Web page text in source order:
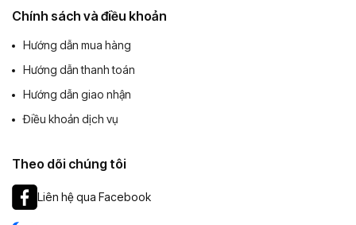
Chính sách và điều khoản
Hướng dẫn mua hàng
Hướng dẫn thanh toán
Hướng dẫn giao nhận
Điều khoản dịch vụ
Theo dõi chúng tôi
Liên hệ qua Facebook